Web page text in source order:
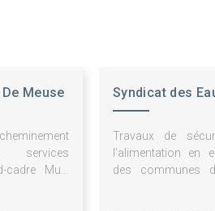
Meuse
services
cadre Multi
Syndicat des
Travaux de
l'alimentation en
des communes